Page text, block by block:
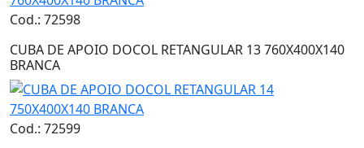
Cod.: 72598
CUBA DE APOIO DOCOL RETANGULAR 13 760X400X140
BRANCA
Cod.: 72599